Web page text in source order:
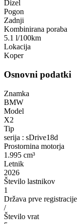
Dizel
Pogon
Zadnji
Kombinirana poraba
5.1 l/100km
Lokacija
Koper
Osnovni podatki
Znamka
BMW
Model
X2
Tip
serija : sDrive18d
Prostornina motorja
1.995 cm³
Letnik
2026
Število lastnikov
1
Država prve registracije
/
Število vrat